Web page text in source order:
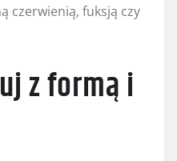
czerwienią, fuksją czy
z formą i